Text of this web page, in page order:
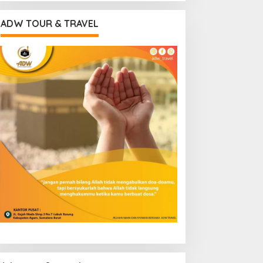
ADW TOUR & TRAVEL